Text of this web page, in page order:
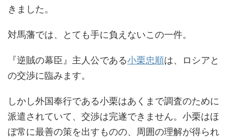
きました。
対馬藩では、とても手に負えないこの一件。
『逆賊の幕臣』主人公である小栗忠順は、ロシアと
の交渉に臨みます。
しかし外国奉行である小栗はあくまで調査のために
派遣されていて、交渉は完遂できません。小栗はほ
ぼ常に最善の策を出すものの、周囲の理解が得られ